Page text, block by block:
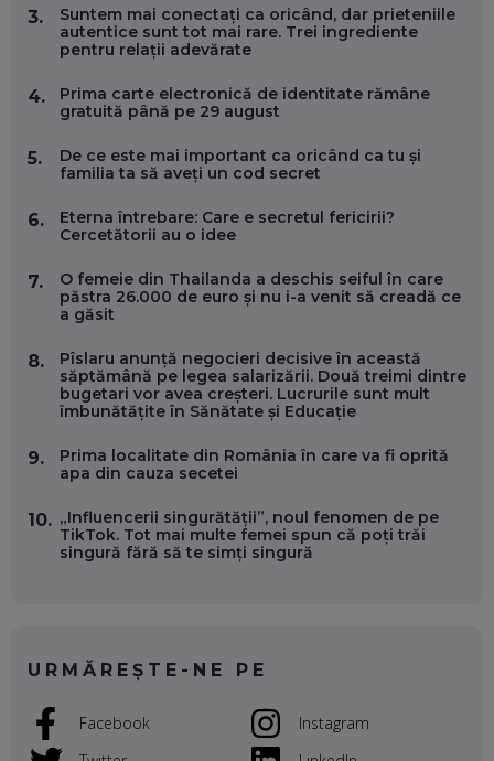
EP. 57
EFICIENT VIAȚA ONLINE. ȘI CARE SUNT PRIMII PAȘI ÎNTR-O
CARIERĂ DE „HACKER CU PERMIS”
EP. 56
DOINA VÎLCEANU, CONTENTSPEED: VREI SUCCES ONLINE?
EP. 55
OLIVIU MATEI, HOLISUN: SOFTWARE DE LA CLUJ PENTRU
WASHINGTON, OCHELARI INTELIGENȚI ȘI FERME
VERTICALE FĂRĂ PĂMÂNT
VALENTIN VANCEA, CEO AL PATRIA BANK: AUTOMATIZĂM
PROCESE, DAR CE FACEM CÂND PICĂ BAZA DE DATE, LA
EP. 53
VOICU OPREAN (AROBS): CUM CONSTRUIEȘTI O COMPANIE
GLOBALĂ, FĂRĂ SĂ PIERZI LEGĂTURA CU COMUNITATEA
TA LOCALĂ - ȘI CE SĂ DAI ÎNAPOI
ANTREPRENORI
RADU MOȚOC, TECHSOUP: O TREIME DINTRE
PARTICIPANȚII LA DEZBATERILE DE PE REȚELE SOCIALE
3.
Suntem mai conectați ca oricând, dar prieteniile
autentice sunt tot mai rare. Trei ingrediente
pentru relații adevărate
4.
Prima carte electronică de identitate rămâne
gratuită până pe 29 august
5.
De ce este mai important ca oricând ca tu și
familia ta să aveți un cod secret
6.
Eterna întrebare: Care e secretul fericirii?
Cercetătorii au o idee
7.
O femeie din Thailanda a deschis seiful în care
păstra 26.000 de euro și nu i-a venit să creadă ce
a găsit
8.
Pîslaru anunță negocieri decisive în această
săptămână pe legea salarizării. Două treimi dintre
bugetari vor avea creșteri. Lucrurile sunt mult
îmbunătățite în Sănătate și Educație
9.
Prima localitate din România în care va fi oprită
apa din cauza secetei
10. „Influencerii singurătății”, noul fenomen de pe
TikTok. Tot mai multe femei spun că poți trăi
singură fără să te simți singură
URMĂREȘTE-NE PE
Facebook
Instagram